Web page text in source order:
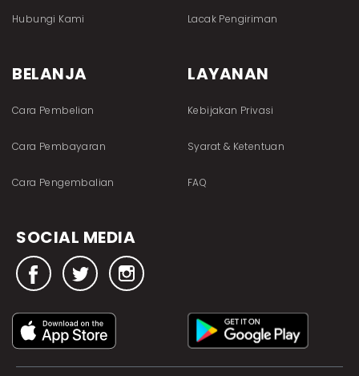
Hubungi Kami Lacak Pengiriman
BELANJA
Cara Pembelian
Cara Pembayaran
Cara Pengembalian
LAYANAN
Kebijakan Privasi
Syarat & Ketentuan
FAQ
SOCIAL MEDIA